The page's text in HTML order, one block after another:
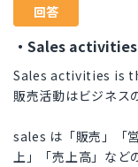
回答
・Sales
Sales activities is
販売活動はビジネス
sales は「販売」「
上」「売上高」な